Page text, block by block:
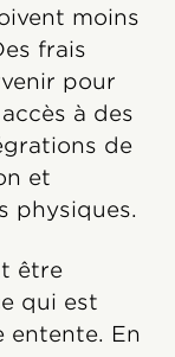
moins
frais
pour
à des
de
et
physiques.
être
qui est
entente. En